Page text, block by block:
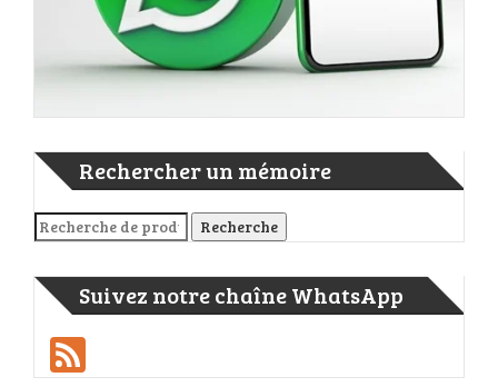
Rechercher un mémoire
Recherche pour : Recherche
Suivez notre chaîne WhatsApp